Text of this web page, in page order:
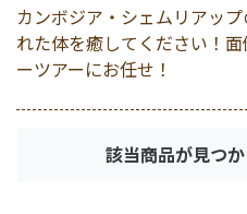
カンボジア・シェムリアッ
れた体を癒してください！
ーツアーにお任せ！
該当商品が見つか
ャーター
ーシア